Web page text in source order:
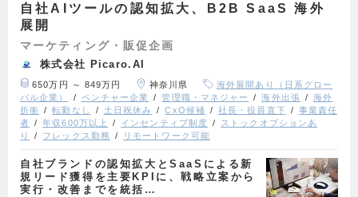
自社AIツールの認知拡大、B2B SaaS 海外
展開
マーケティング・販促企画
株式会社 Picaro.AI
650万円 ～ 849万円 神奈川県
海外展開あり（日系グロー
バル企業）
ベンチャー企業 管理職・マネジャー 海外出張
海外
折衝
転勤なし 土日祝休み CxO候補 社長・役員直下
事業責任
者
年収600万以上 インセンティブ制度
ストックオプションあ
り
フレックス勤務 リモートワーク可能
自社ブランドの認知拡大とSaaSによる新
規リード獲得を主要KPIに、戦略立案から
実行・改善までを統括…